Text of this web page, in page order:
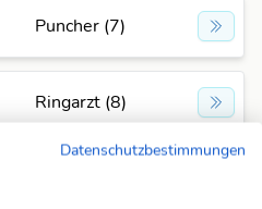
Puncher (7)
Ringarzt (8)
Datenschutzbestimmungen